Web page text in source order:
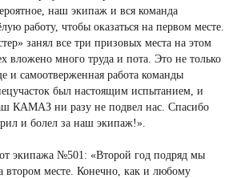
наш экипаж и вся команда
работу, чтобы оказаться на первом месте.
занял все три призовых места на этом
вложено много труда и пота. Это не только
и самоотверженная работа команды
был настоящим испытанием, и
КАМАЗ ни разу не подвел нас. Спасибо
и болел за наш экипаж!».
экипажа №501: «Второй год подряд мы
втором месте. Конечно, как и любому